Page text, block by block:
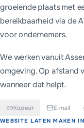
groeiende plaats met
bereikbaarheid via de
voor ondernemers.
We werken vanuit
omgeving. Op afstand
wanneer dat helpt.
Kopieer E-mail
Kort antwoord
WEBSITE LATEN MAKEN